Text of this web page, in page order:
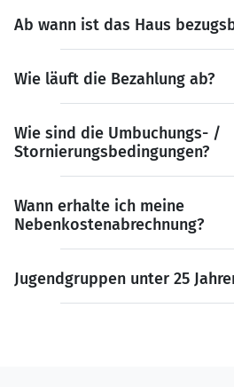
Ab wann ist das Haus
Wie läuft die Bezahlung ab?
Wie sind die Umbuchungs- /
Stornierungsbedingungen?
Wann erhalte ich meine
Nebenkostenabrechnung?
Jugendgruppen unter 25